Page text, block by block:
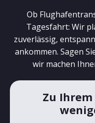
Ob
Tagesfahrt: Wir
zuverlässig,
ankommen. Sagen
wir machen
Zu